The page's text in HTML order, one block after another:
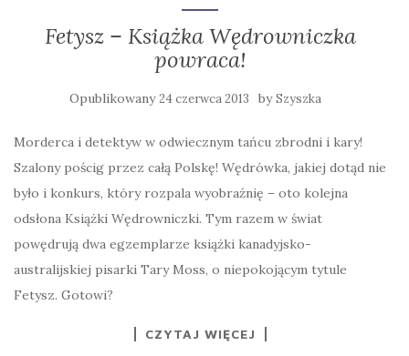
Fetysz – Książka Wędrowniczka
powraca!
Opublikowany24 czerwca 2013 bySzyszka
Morderca i detektyw w odwiecznym tańcu zbrodni i kary!
Szalony pościg przez całą Polskę! Wędrówka, jakiej dotąd nie
było i konkurs, który rozpala wyobraźnię – oto kolejna
odsłona Książki Wędrowniczki. Tym razem w świat
powędrują dwa egzemplarze książki kanadyjsko-
australijskiej pisarki Tary Moss, o niepokojącym tytule
Fetysz. Gotowi?
CZYTAJ WIĘCEJ